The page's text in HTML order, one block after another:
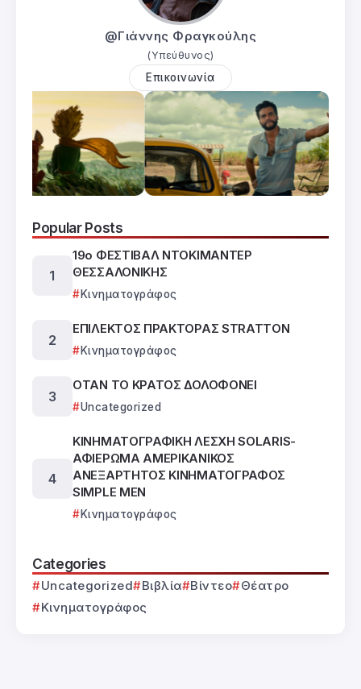
@Γιάννης Φραγκούλης
(Υπεύθυνος)
Επικοινωνία
Popular Posts
19ο ΦΕΣΤΙΒΑΛ ΝΤΟΚΙΜΑΝΤΕΡ
ΘΕΣΣΑΛΟΝΙΚΗΣ
Κινηματογράφος
ΕΠΙΛΕΚΤΟΣ ΠΡΑΚΤΟΡΑΣ STRATTON
Κινηματογράφος
ΟΤΑΝ ΤΟ ΚΡΑΤΟΣ ΔΟΛΟΦΟΝΕΙ
Uncategorized
ΚΙΝΗΜΑΤΟΓΡΑΦΙΚΗ ΛΕΣΧΗ SOLARIS-
ΑΦΙΕΡΩΜΑ ΑΜΕΡΙΚΑΝΙΚΟΣ
ΑΝΕΞΑΡΤΗΤΟΣ ΚΙΝΗΜΑΤΟΓΡΑΦΟΣ
SIMPLE MEN
Κινηματογράφος
Categories
Uncategorized Βιβλία Βίντεο
Θέατρο
Κινηματογράφος